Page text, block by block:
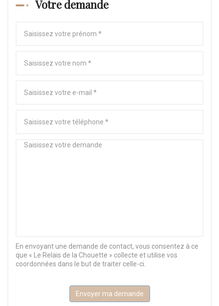
Votre demande
En envoyant une demande de contact, vous consentez à ce
que « Le Relais de la Chouette » collecte et utilise vos
coordonnées dans le but de traiter celle-ci.